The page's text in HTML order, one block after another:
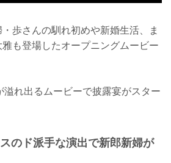
歩さんの馴れ初めや新婚生活、ま
も登場したオープニングムービー
溢れ出るムービーで披露宴がスター
のド派手な演出で新郎新婦が